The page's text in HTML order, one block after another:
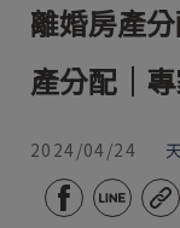
離婚房產
產分配｜
2024/04/24